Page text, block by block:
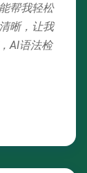
帮我轻松
晰，让我
AI语法检